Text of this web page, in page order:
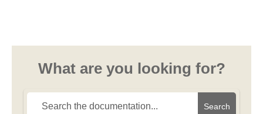
What are you looking for?
Search